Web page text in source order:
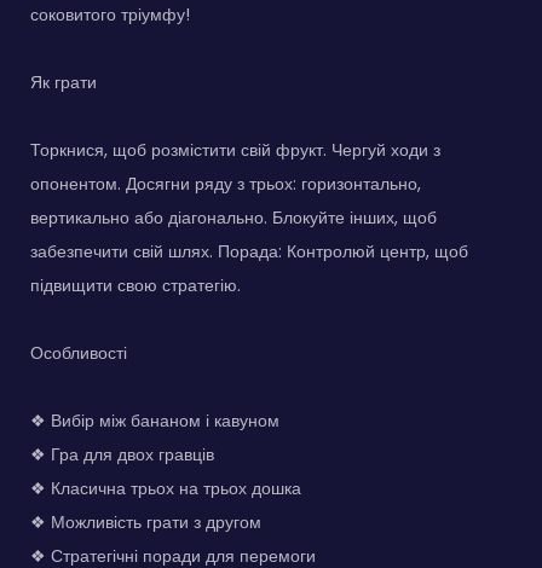
соковитого тріумфу!
Як грати
Торкнися, щоб розмістити свій фрукт. Чергуй ходи з
опонентом. Досягни ряду з трьох: горизонтально,
вертикально або діагонально. Блокуйте інших, щоб
забезпечити свій шлях. Порада: Контролюй центр, щоб
підвищити свою стратегію.
Особливості
❖ Вибір між бананом і кавуном
❖ Гра для двох гравців
❖ Класична трьох на трьох дошка
❖ Можливість грати з другом
❖ Стратегічні поради для перемоги